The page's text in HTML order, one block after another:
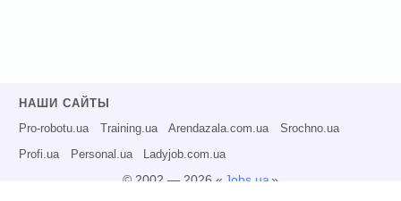
НАШИ САЙТЫ
Pro-robotu.ua Training.ua Arendazala.com.ua Srochno.ua
Profi.ua Personal.ua Ladyjob.com.ua
© 2002 — 2026 « Jobs.ua»